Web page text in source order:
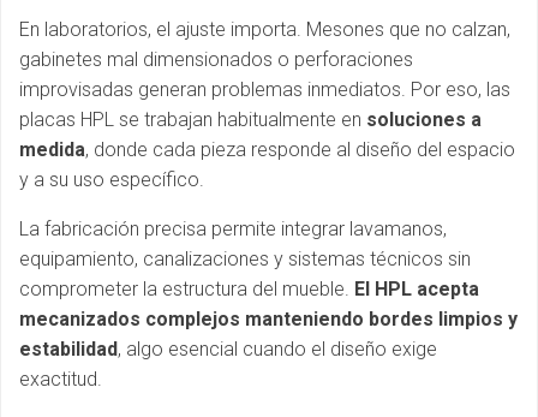
En laboratorios, el ajuste importa. Mesones que no calzan,
gabinetes mal dimensionados o perforaciones
improvisadas generan problemas inmediatos. Por eso, las
placas HPL se trabajan habitualmente en soluciones a
medida, donde cada pieza responde al diseño del espacio
y a su uso específico.
La fabricación precisa permite integrar lavamanos,
equipamiento, canalizaciones y sistemas técnicos sin
comprometer la estructura del mueble. El HPL acepta
mecanizados complejos manteniendo bordes limpios y
estabilidad, algo esencial cuando el diseño exige
exactitud.